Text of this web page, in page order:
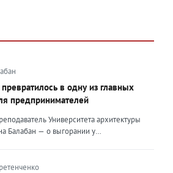
в одну из главных
предпринимателей
Университета архитектуры
Балабан — о выгорании у
у предпринимателей заметно